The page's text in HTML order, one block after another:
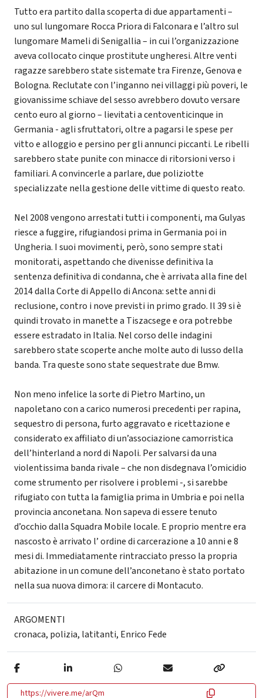
Tutto era partito dalla scoperta di due appartamenti –
uno sul lungomare Rocca Priora di Falconara e l’altro sul
lungomare Mameli di Senigallia – in cui l’organizzazione
aveva collocato cinque prostitute ungheresi. Altre venti
ragazze sarebbero state sistemate tra Firenze, Genova e
Bologna. Reclutate con l’inganno nei villaggi più poveri, le
giovanissime schiave del sesso avrebbero dovuto versare
cento euro al giorno – lievitati a centoventicinque in
Germania - agli sfruttatori, oltre a pagarsi le spese per
vitto e alloggio e persino per gli annunci piccanti. Le ribelli
sarebbero state punite con minacce di ritorsioni verso i
familiari. A convincerle a parlare, due poliziotte
specializzate nella gestione delle vittime di questo reato.
Nel 2008 vengono arrestati tutti i componenti, ma Gulyas
riesce a fuggire, rifugiandosi prima in Germania poi in
Ungheria. I suoi movimenti, però, sono sempre stati
monitorati, aspettando che divenisse definitiva la
sentenza definitiva di condanna, che è arrivata alla fine del
2014 dalla Corte di Appello di Ancona: sette anni di
reclusione, contro i nove previsti in primo grado. Il 39 si è
quindi trovato in manette a Tiszacsege e ora potrebbe
essere estradato in Italia. Nel corso delle indagini
sarebbero state scoperte anche molte auto di lusso della
banda. Tra queste sono state sequestrate due Bmw.
Non meno infelice la sorte di Pietro Martino, un
napoletano con a carico numerosi precedenti per rapina,
sequestro di persona, furto aggravato e ricettazione e
considerato ex affiliato di un’associazione camorristica
dell’hinterland a nord di Napoli. Per salvarsi da una
violentissima banda rivale – che non disdegnava l’omicidio
come strumento per risolvere i problemi -, si sarebbe
rifugiato con tutta la famiglia prima in Umbria e poi nella
provincia anconetana. Non sapeva di essere tenuto
d’occhio dalla Squadra Mobile locale. E proprio mentre era
nascosto è arrivato l’ ordine di carcerazione a 10 anni e 8
mesi di. Immediatamente rintracciato presso la propria
abitazione in un comune dell’anconetano è stato portato
nella sua nuova dimora: il carcere di Montacuto.
ARGOMENTI
cronaca, polizia, latitanti, Enrico Fede
https://vivere.me/arQm